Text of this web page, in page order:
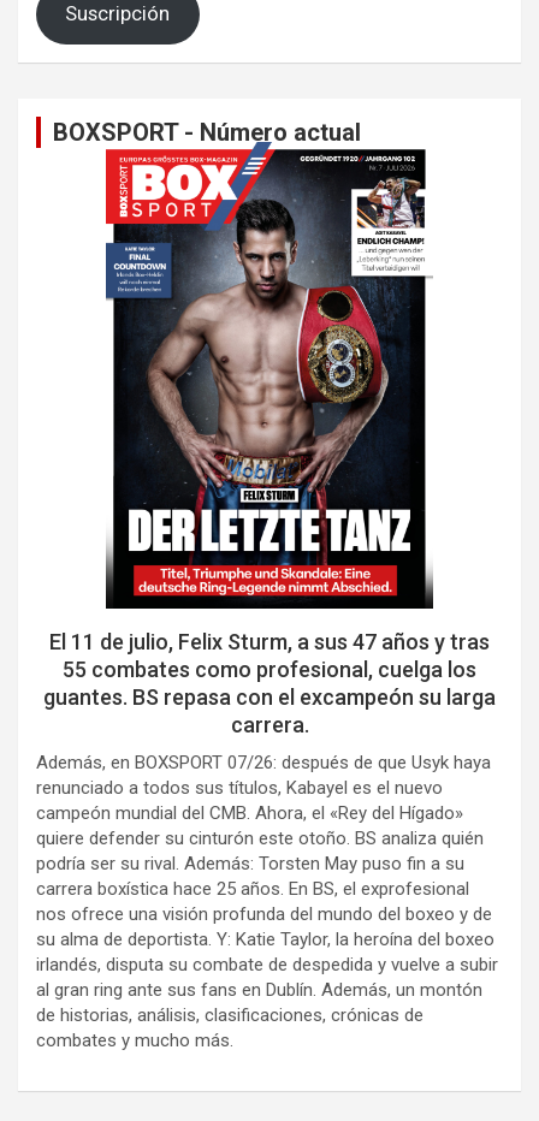
Suscripción
BOXSPORT - Número actual
El 11 de julio, Felix Sturm, a sus 47 años y tras
55 combates como profesional, cuelga los
guantes. BS repasa con el excampeón su larga
carrera.
Además, en BOXSPORT 07/26: después de que Usyk haya
renunciado a todos sus títulos, Kabayel es el nuevo
campeón mundial del CMB. Ahora, el «Rey del Hígado»
quiere defender su cinturón este otoño. BS analiza quién
podría ser su rival. Además: Torsten May puso fin a su
carrera boxística hace 25 años. En BS, el exprofesional
nos ofrece una visión profunda del mundo del boxeo y de
su alma de deportista. Y: Katie Taylor, la heroína del boxeo
irlandés, disputa su combate de despedida y vuelve a subir
al gran ring ante sus fans en Dublín. Además, un montón
de historias, análisis, clasificaciones, crónicas de
combates y mucho más.